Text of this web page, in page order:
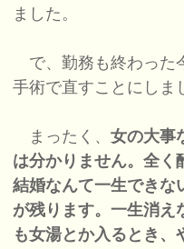
ました。
で、勤務も終わった
手術で直すことにしま
まったく、女の大事
は分かりません。全く
結婚なんて一生できな
が残ります。一生消え
も女湯とか入るとき